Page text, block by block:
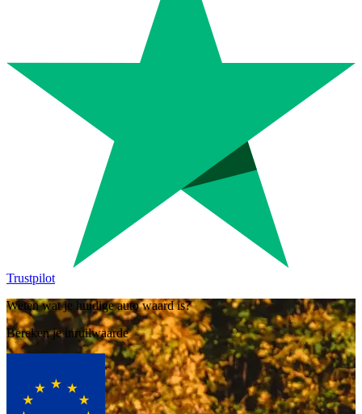
Trustpilot
Weten wat je huidige auto waard is?
Bereken je inruilwaarde